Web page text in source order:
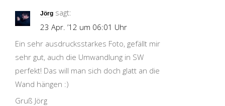
Jörg sagt:
23 Apr. ’12 um 06:01 Uhr
Ein sehr ausdrucksstarkes Foto, gefällt mir
sehr gut, auch die Umwandlung in SW
perfekt! Das will man sich doch glatt an die
Wand hängen :)
Gruß Jörg